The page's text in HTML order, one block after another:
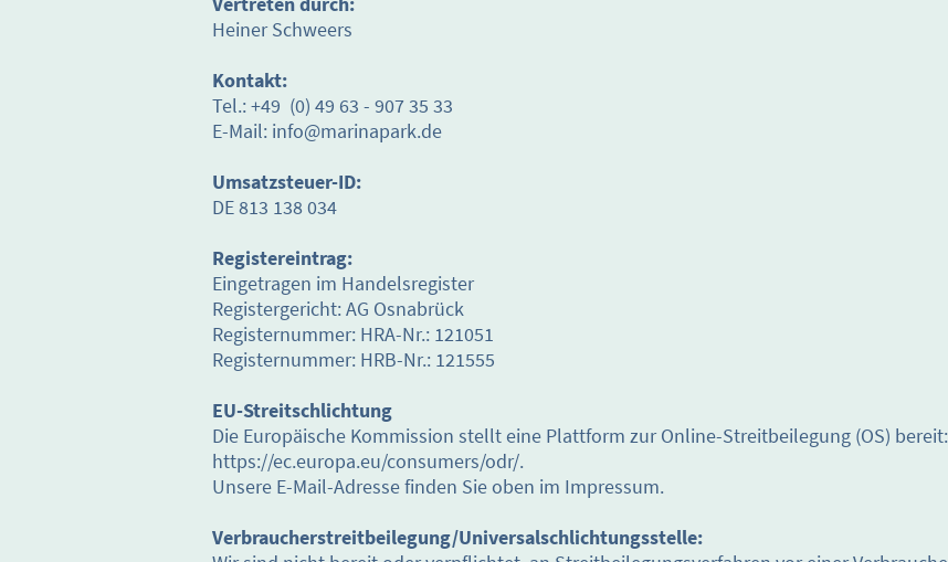
Heiner Schweers
Kontakt:
Tel.: +49 (0) 49 63 - 907 35 33
E-Mail: info@marinapark.de
Umsatzsteuer-ID:
DE 813 138 034
Registereintrag:
Eingetragen im Handelsregister
Registergericht: AG Osnabrück
Registernummer: HRA-Nr.: 121051
Registernummer: HRB-Nr.: 121555
EU-Streitschlichtung
Die Europäische Kommission stellt eine Plattform zur Online-Streitbeilegung (OS) bereit:
https://ec.europa.eu/consumers/odr/.
Unsere E-Mail-Adresse finden Sie oben im Impressum.
Verbraucherstreitbeilegung/Universalschlichtungsstelle: